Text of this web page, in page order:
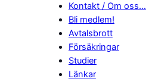
Kontakt / Om oss…
Bli medlem!
Avtalsbrott
Försäkringar
Studier
Länkar